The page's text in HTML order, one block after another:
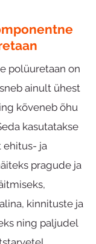
polüuretaan on
ainult ühest
kõveneb õhu
kasutatakse
ehitus- ja
pragude ja
kinnituste ja
ning paljudel